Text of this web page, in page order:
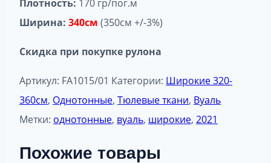
Плотность: 170 гр/пог.м
Ширина: 340см (350см +/-3%)
Скидка при покупке рулона
Артикул: FA1015/01 Категории: Широкие 320-
360см, Однотонные, Тюлевые ткани, Вуаль
Метки: однотонные, вуаль, широкие, 2021
Похожие товары